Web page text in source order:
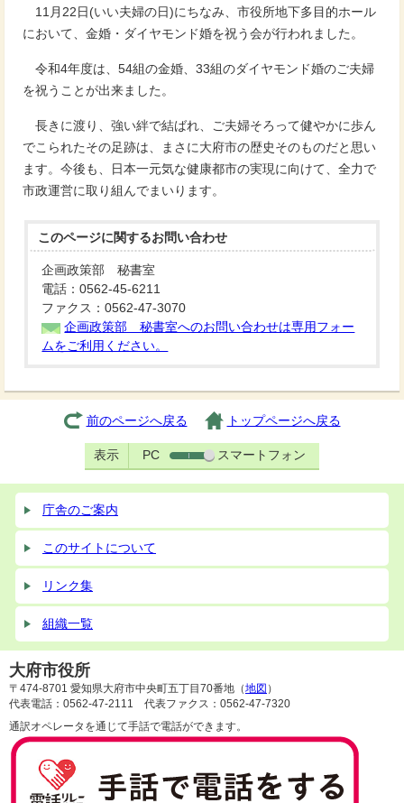
11月22日(いい夫婦の日)にちなみ、市役所地下多目的ホール
において、金婚・ダイヤモンド婚を祝う会が行われました。
令和4年度は、54組の金婚、33組のダイヤモンド婚のご夫婦
を祝うことが出来ました。
長きに渡り、強い絆で結ばれ、ご夫婦そろって健やかに歩ん
でこられたその足跡は、まさに大府市の歴史そのものだと思い
ます。今後も、日本一元気な健康都市の実現に向けて、全力で
市政運営に取り組んでまいります。
このページに関するお問い合わせ
企画政策部 秘書室
電話：0562-45-6211
ファクス：0562-47-3070
企画政策部 秘書室へのお問い合わせは専用フォー
ムをご利用ください。
前のページへ戻る トップページへ戻る
表示 PC スマートフォン
庁舎のご案内
このサイトについて
リンク集
組織一覧
大府市役所
〒474-8701 愛知県大府市中央町五丁目70番地（地図 ）
代表電話：0562-47-2111 代表ファクス：0562-47-7320
通訳オペレータを通じて手話で電話ができます。